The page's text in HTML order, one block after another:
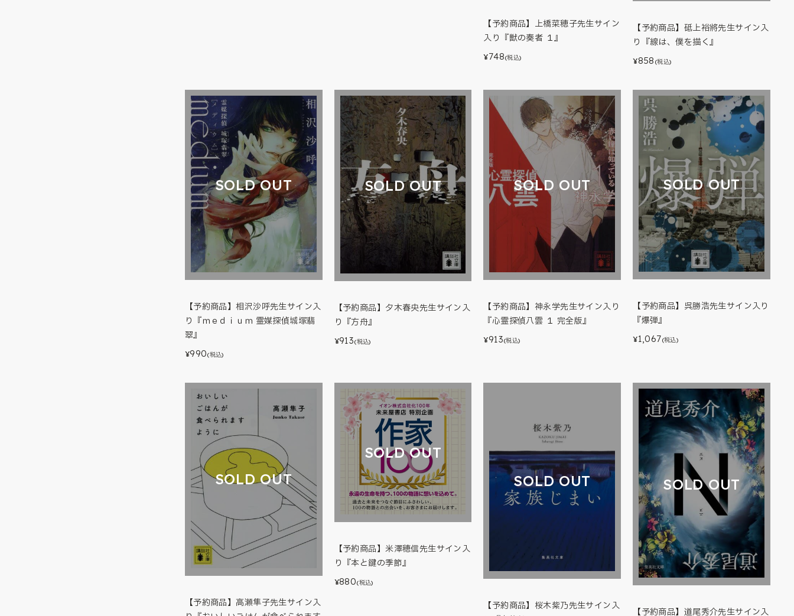
【予約商品】上橋菜穂子先生サイン
入り『獣の奏者 １』
¥748(税込)
【予約商品】砥上裕將先生サイン入
り『線は、僕を描く』
¥858 (税込)
SOLD OUT
【予約商品】相沢沙呼先生サイン入
り『ｍｅｄｉｕｍ 霊媒探偵城塚翡
翠』
¥990(税込)
SOLD OUT
【予約商品】夕木春央先生サイン入
り『方舟』
¥913(税込)
SOLD OUT
【予約商品】神永学先生サイン入り
『心霊探偵八雲 １ 完全版』
¥913(税込)
SOLD OUT
【予約商品】呉勝浩先生サイン入り
『爆弾』
¥1,067(税込)
SOLD OUT
【予約商品】高瀬隼子先生サイン入
SOLD OUT
【予約商品】米澤穂信先生サイン入
り『本と鍵の季節』
¥880(税込)
SOLD OUT
【予約商品】桜木紫乃先生サイン入
SOLD OUT
【予約商品】道尾秀介先生サイン入